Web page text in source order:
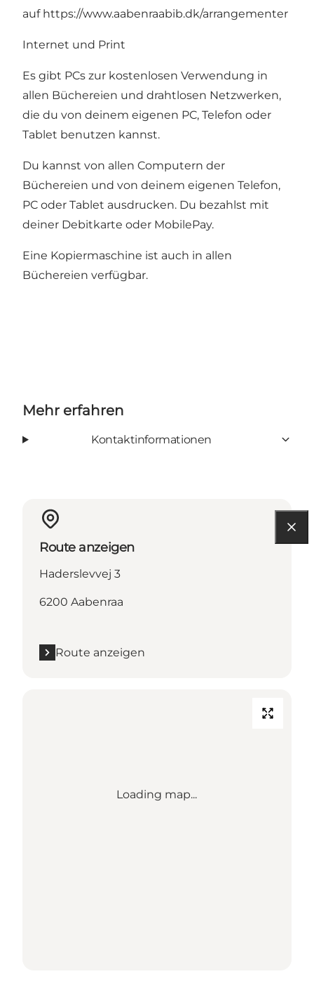
auf https://www.aabenraabib.dk/arrangementer
Internet und Print
Es gibt PCs zur kostenlosen Verwendung in
allen Büchereien und drahtlosen Netzwerken,
die du von deinem eigenen PC, Telefon oder
Tablet benutzen kannst.
Du kannst von allen Computern der
Büchereien und von deinem eigenen Telefon,
PC oder Tablet ausdrucken. Du bezahlst mit
deiner Debitkarte oder MobilePay.
Eine Kopiermaschine ist auch in allen
Büchereien verfügbar.
Mehr erfahren
Kontaktinformationen
Route anzeigen
Haderslevvej 3
6200 Aabenraa
Route anzeigen
Loading map...